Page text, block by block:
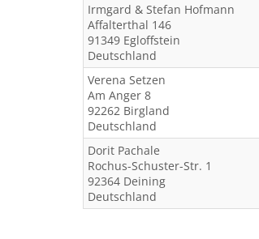
Irmgard & Stefan Hofmann
Affalterthal 146
91349 Egloffstein
Deutschland
Verena Setzen
Am Anger 8
92262 Birgland
Deutschland
Dorit Pachale
Rochus-Schuster-Str. 1
92364 Deining
Deutschland